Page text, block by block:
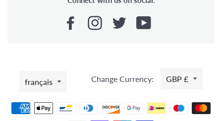
LANGUE
français Change Currency: GBP £
Moyens